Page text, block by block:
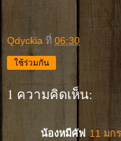
Qdyckia ที่ 06:30
ใช้ร่วมกัน
1 ความคิดเห็น:
น้องหมีคัฟ 11 มก